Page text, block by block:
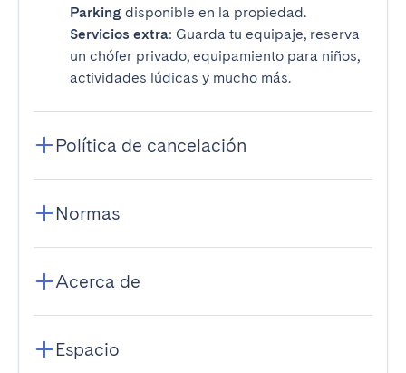
Parking disponible en la propiedad.
Servicios extra: Guarda tu equipaje, reserva
un chófer privado, equipamiento para niños,
actividades lúdicas y mucho más.
Política de cancelación
Normas
Acerca de
Espacio